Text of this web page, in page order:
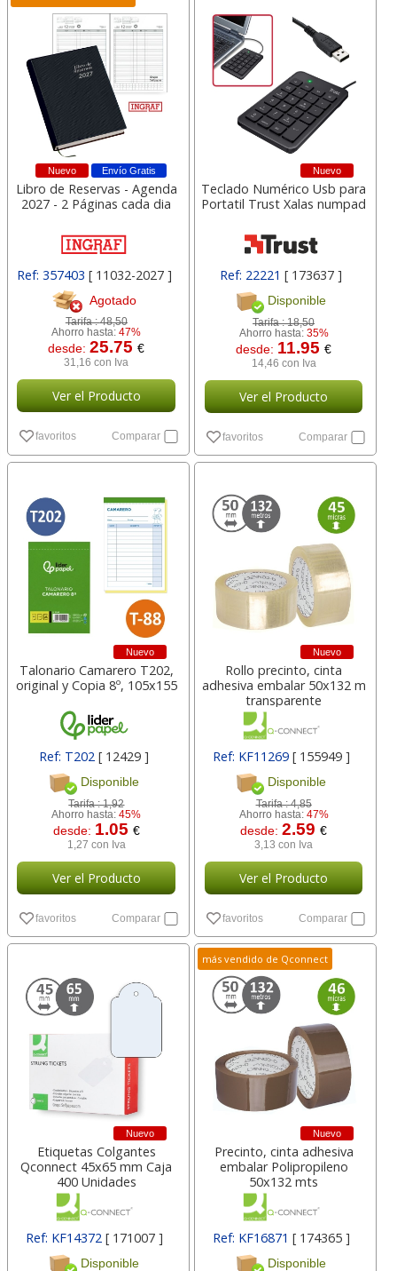
Envío Gratis
Nuevo
Libro de Reservas - Agenda
2027 - 2 Páginas cada dia
Ref: 357403 [ 11032-2027 ]
Agotado
Tarifa :48,50
Ahorro hasta:47%
desde:25.75€
31,16 con Iva
Ver el Producto
favoritos Comparar
Nuevo
Teclado Numérico Usb para
Portatil Trust Xalas numpad
Ref: 22221[ 173637 ]
Disponible
Tarifa :18,50
Ahorro hasta: 35%
desde: 11.95€
14,46 con Iva
Ver el Producto
favoritos Comparar
Nuevo
Talonario Camarero T202,
original y Copia 8º, 105x155
Ref: T202[ 12429 ]
Disponible
Tarifa :1,92
Ahorro hasta:45%
desde: 1.05 €
1,27 con Iva
Ver el Producto
favoritos Comparar
Nuevo
Rollo precinto, cinta
adhesiva embalar 50x132 m
transparente
Ref: KF11269 [ 155949 ]
Disponible
Tarifa :4,85
Ahorro hasta: 47%
desde:2.59€
3,13 con Iva
Ver el Producto
favoritos Comparar
Nuevo
Etiquetas Colgantes
Qconnect 45x65 mm Caja
400 Unidades
Ref: KF14372 [ 171007 ]
Disponible
más vendido de Qconnect
Nuevo
Precinto, cinta adhesiva
embalar Polipropileno
50x132 mts
Ref: KF16871 [ 174365 ]
Disponible